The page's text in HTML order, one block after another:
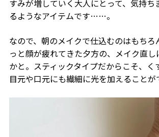
すみが増していく大人にとって、気持ち
るようなアイテムです……。
なので、朝のメイクで仕込むのはもちろ
っと顔が疲れてきた夕方の、メイク直
かと。スティックタイプだからこそ、く
目元や口元にも繊細に光を加えることが